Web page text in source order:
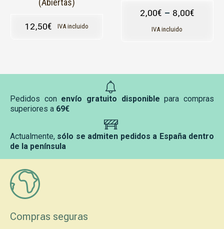
(Abiertas)
12,50€ IVA incluido
producto
2,00€ – 8,00€
IVA incluido
página
Pedidos con envío gratuito disponible para compras
superiores a 69€
Actualmente, sólo se admiten pedidos a España dentro
de la península
Compras seguras